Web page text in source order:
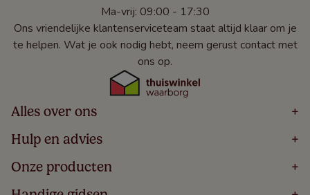
Ma-vrij: 09:00 - 17:30
Ons vriendelijke klantenserviceteam staat altijd klaar om je
te helpen. Wat je ook nodig hebt, neem gerust contact met
ons op.
Alles over ons +
Home
Over
Bestellen
Hulp en advies +
Volg Je Bestelling
Levering
Onze producten +
Houten Jaloezieën